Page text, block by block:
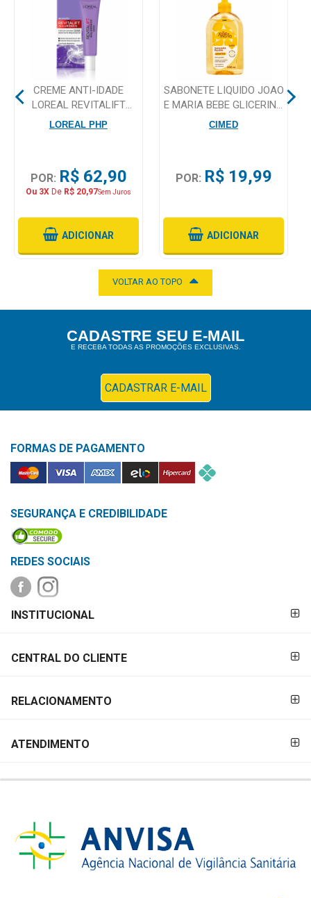
Medicamentos
Cuidado
Dermocosméticos
e
Monitores
Socorros
Casa
e
OFERTAS
OFERTAS
CENTRAL
CREME ANTI-IDADE
LOREAL REVITALIFT
HIALURONICO OLHOS
LOREAL PHP
POR: R$ 62,90
Ou 3X De R$ 20,97Sem Juros
ADICIONAR
SABONETE LIQUIDO JOAO
E MARIA BEBE GLICERINA
200ML
CIMED
POR: R$ 19,99
ADICIONAR
VOLTAR AO TOPO
CADASTRE SEU E-MAIL
E RECEBA TODAS AS PROMOÇÕES EXCLUSIVAS.
CADASTRAR E-MAIL
FORMAS DE PAGAMENTO
SEGURANÇA E CREDIBILIDADE
REDES SOCIAIS
PAGAMENTO
INSTITUCIONAL
CENTRAL DO CLIENTE
RELACIONAMENTO
ATENDIMENTO